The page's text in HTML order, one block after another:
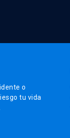
o
tu vida